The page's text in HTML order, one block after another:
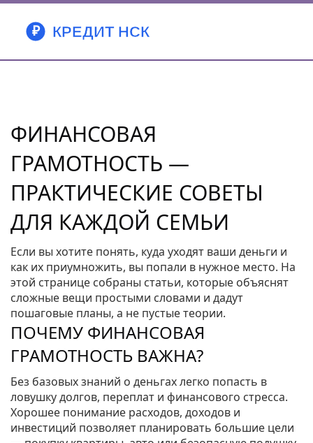
ФИНАНСОВАЯ
ГРАМОТНОСТЬ —
ПРАКТИЧЕСКИЕ СОВЕТЫ
ДЛЯ КАЖДОЙ СЕМЬИ
Если вы хотите понять, куда уходят ваши деньги и
как их приумножить, вы попали в нужное место. На
этой странице собраны статьи, которые объяснят
сложные вещи простыми словами и дадут
пошаговые планы, а не пустые теории.
ПОЧЕМУ ФИНАНСОВАЯ
ГРАМОТНОСТЬ ВАЖНА?
Без базовых знаний о деньгах легко попасть в
ловушку долгов, переплат и финансового стресса.
Хорошее понимание расходов, доходов и
инвестиций позволяет планировать большие цели